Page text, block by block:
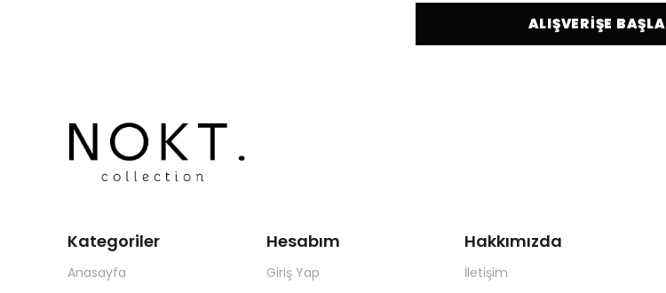
ALIŞVERİŞE BAŞLA
Kategoriler
Anasayfa
Hesabım
Giriş Yap
Hakkımızda
İletişim